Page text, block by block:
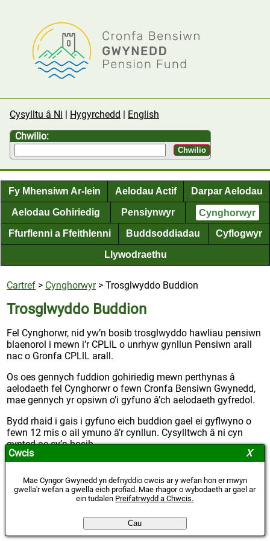
Cwcis
Mae Cyngor Gwynedd yn defnyddio cwcis ar y wefan hon er mwyn
gwella'r wefan a gwella eich profiad. Mae rhagor o wybodaeth ar gael ar
ein tudalen Preifatrwydd a Chwcis.
Cau
Cysylltu â Ni Hygyrchedd
English
Chwilio:
Fy Mhensiwn Ar-lein Aelodau Actif Darpar Aelodau
Aelodau Gohiriedig Pensiynwyr Cynghorwyr
Ffurflenni a Ffeithlenni Buddsoddiadau Cyflogwyr
Llywodraethu
Cartref > Cynghorwyr>Trosglwyddo Buddion
Trosglwyddo Buddion
Fel Cynghorwr, nid yw’n bosib trosglwyddo hawliau pensiwn
blaenorol i mewn i’r CPLlL o unrhyw gynllun Pensiwn arall
nac o Gronfa CPLlL arall.
Os oes gennych fuddion gohiriedig mewn perthynas â
aelodaeth fel Cynghorwr o fewn Cronfa Bensiwn Gwynedd,
mae gennych yr opsiwn o’i gyfuno â’ch aelodaeth gyfredol.
Bydd rhaid i gais i gyfuno eich buddion gael ei gyflwyno o
fewn 12 mis o ail ymuno â’r cynllun. Cysylltwch â ni cyn
gynted ac sy’n bosib.
Nid yw cyfuno’ch hawliau pensiwn yn benderfyniad sy’n
hawdd i’w wneud pob tro, ac efallai y dymunech gael
cymorth gan ymgynghorydd ariannol annibynnol.